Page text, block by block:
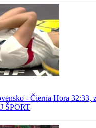
- Čierna Hora 32:33,
ŠPORT